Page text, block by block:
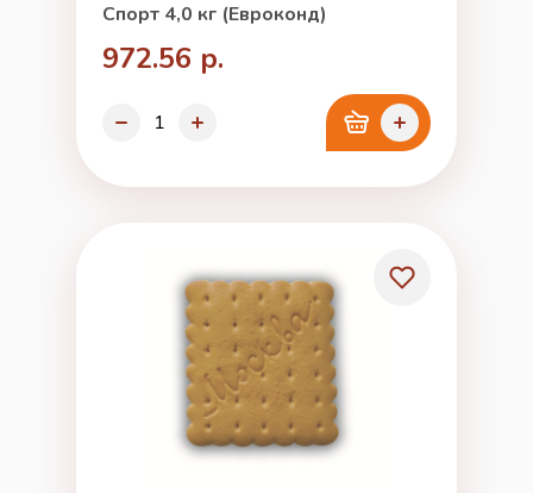
Спорт 4,0 кг (Евроконд)
972.56 р.